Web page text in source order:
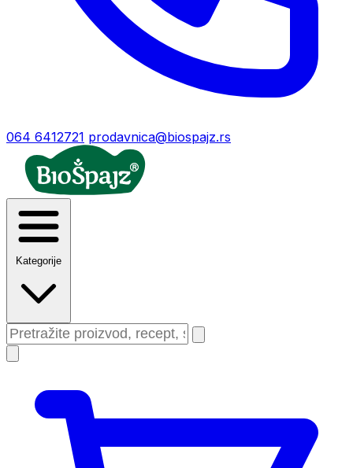
064 6412721 prodavnica@biospajz.rs
Kategorije